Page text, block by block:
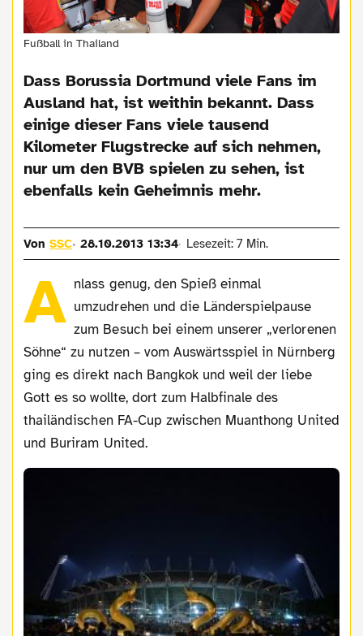
Fußball in Thailand
Dass Borussia Dortmund viele Fans im
Ausland hat, ist weithin bekannt. Dass
einige dieser Fans viele tausend
Kilometer Flugstrecke auf sich nehmen,
nur um den BVB spielen zu sehen, ist
ebenfalls kein Geheimnis mehr.
VonSSC 28.10.2013 13:34 Lesezeit: 7 Min.
A nlass genug, den Spieß einmal
umzudrehen und die Länderspielpause
zum Besuch bei einem unserer „verlorenen
Söhne“ zu nutzen – vom Auswärtsspiel in Nürnberg
ging es direkt nach Bangkok und weil der liebe
Gott es so wollte, dort zum Halbfinale des
thailändischen FA-Cup zwischen Muanthong United
und Buriram United.